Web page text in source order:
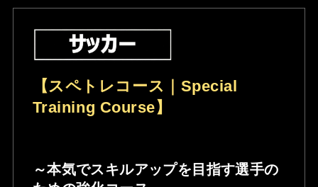
【スペトレコース｜Special
Training Course】
～本気でスキルアップを目指す選手の